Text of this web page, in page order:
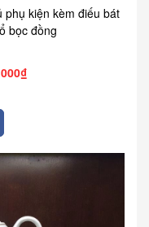
phụ kiện kèm điếu bát
bọc đồng